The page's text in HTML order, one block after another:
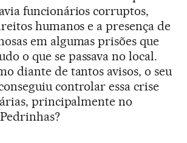
funcionários corruptos,
humanos e a presença de
em algumas prisões que
o que se passava no local.
diante de tantos avisos, o seu
controlar essa crise
principalmente no